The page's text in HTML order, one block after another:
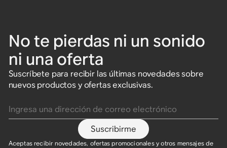
No te pierdas ni un sonido
ni una oferta
Suscríbete para recibir las últimas novedades sobre
nuevos productos y ofertas exclusivas.
Suscribirme
Aceptas recibir novedades, ofertas promocionales y otros mensajes de